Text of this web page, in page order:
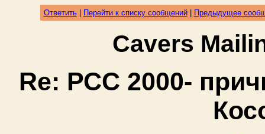
Ответить| Перейти к списку сообщений| Предыдущее
Cavers
Re: РСС 2000-